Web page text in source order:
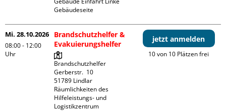
Gebäudeseite
Mi. 28.10.2026
08:00 - 12:00
Uhr
Brandschutzhelfer &
Evakuierungshelfer
Brandschutzhelfer
Gerberstr.  10
51789 Lindlar
Räumlichkeiten des
Hilfeleistungs- und
Logistikzentrum
jetzt anmelden
10 von 10 Plätzen frei